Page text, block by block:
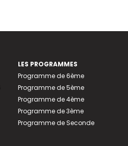
LES PROGRAMMES
Programme de 6ème
Programme de 5ème
Programme de 4ème
Programme de 3ème
Programme de Seconde